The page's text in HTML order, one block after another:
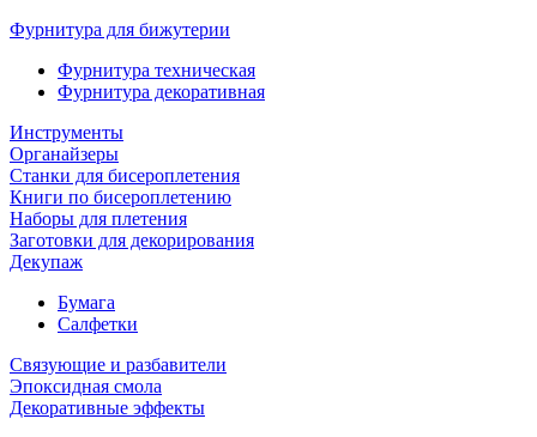
Фурнитура для бижутерии
Фурнитура техническая
Фурнитура декоративная
Инструменты
Органайзеры
Станки для бисероплетения
Книги по бисероплетению
Наборы для плетения
Заготовки для декорирования
Декупаж
Бумага
Салфетки
Связующие и разбавители
Эпоксидная смола
Декоративные эффекты